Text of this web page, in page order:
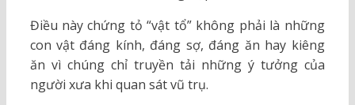
Điều này chứng tỏ “vật tổ” không phải là những
con vật đáng kính, đáng sợ, đáng ăn hay kiêng
ăn vì chúng chỉ truyền tải những ý tưởng của
người xưa khi quan sát vũ trụ.